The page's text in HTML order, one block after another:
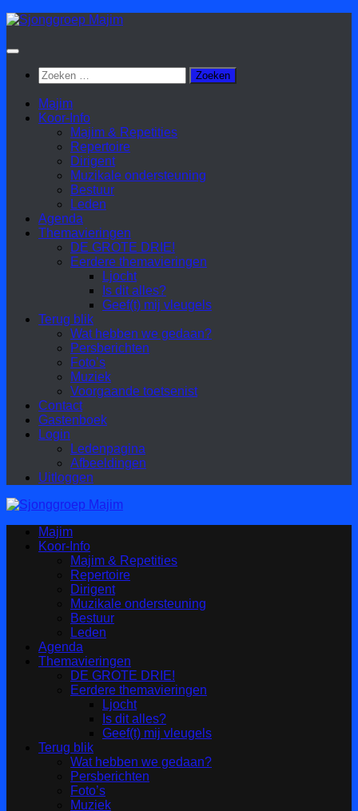
Doorgaan
inhoud
Zoeken
naar:
Majim
Koor-Info
Majim & Repetities
Repertoire
Dirigent
Muzikale ondersteuning
Bestuur
Leden
Agenda
Themavieringen
DE GROTE DRIE!
Eerdere themavieringen
Ljocht
Is dit alles?
Geef(t) mij vleugels
Terug blik
Wat hebben we gedaan?
Persberichten
Foto’s
Muziek
Voorgaande toetsenist
Contact
Gastenboek
Login
Ledenpagina
Afbeeldingen
Uitloggen
Majim
Koor-Info
Majim & Repetities
Repertoire
Dirigent
Muzikale ondersteuning
Bestuur
Leden
Agenda
Themavieringen
DE GROTE DRIE!
Eerdere themavieringen
Ljocht
Is dit alles?
Geef(t) mij vleugels
Terug blik
Wat hebben we gedaan?
Persberichten
Foto’s
Muziek